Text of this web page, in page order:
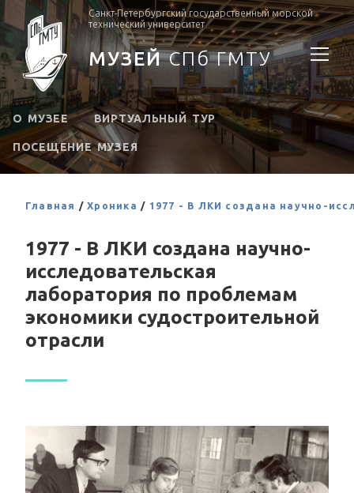
Санкт-Петербургский государственный морской
технический университет
О МУЗЕЕ ВИРТУАЛЬНЫЙ ТУР
ПОСЕЩЕНИЕ МУЗЕЯ
МУЗЕЙ СПб ГМТУ
Главная /Хроника / 1977 - В ЛКИ создана научно-
1977 - В ЛКИ создана научно-
исследовательская
лаборатория по проблемам
экономики судостроительной
отрасли